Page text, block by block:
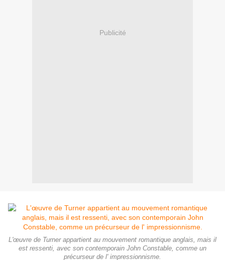
Publicité
L'œuvre de Turner appartient au mouvement romantique anglais, mais il
est ressenti, avec son contemporain John Constable, comme un
précurseur de l' impressionnisme.